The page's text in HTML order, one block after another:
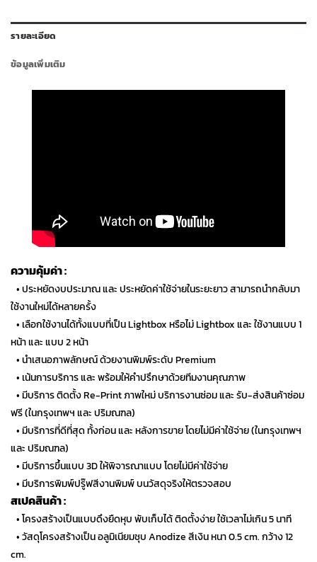
รายละเอียด
ข้อมูลเพิ่มเติม
ความคุ้มค่า :
• ประหยัดงบประมาณ และ ประหยัดค่าใช้จ่ายในระยะยาว สามารถนำกลับมา
ใช้งานใหม่ได้หลายครั้ง
• เลือกใช้งานได้ทั้งแบบที่เป็น Lightbox หรือไม่ Lightbox และ ใช้งานแบบ 1
หน้า และ แบบ 2 หน้า
• นำเสนอภาพลักษณ์ ด้วยงานพิมพ์ระดับ Premium
• เน้นการบริการ และ พร้อมให้คำปรึกษาด้วยทีมงานคุณภาพ
• มีบริการ ติดตั้ง Re-Print ภาพใหม่ บริการงานซ่อม และ รับ-ส่งสินค้าซ่อม
ฟรี (ในกรุงเทพฯ และ ปริมณฑล)
• มีบริการที่ดีที่สุด ทั้งก่อน และ หลังการขาย โดยไม่มีค่าใช้จ่าย (ในกรุงเทพฯ
และ ปริมณฑล)
• มีบริการขึ้นแบบ 3D ให้พิจารณาแบบ โดยไม่มีค่าใช้จ่าย
• มีบริการพิมพ์ปรู๊ฟสีงานพิมพ์ บนวัสดุจริงให้ตรวจสอบ
สเปคสินค้า :
• โครงสร้างเป็นแบบดึงยืดหุบ พับเก็บได้ ติดตั้งง่าย ใช้เวลาไม่เกิน 5 นาที
• วัสดุโครงสร้างเป็น อลูมิเนียมชุบ Anodize สีเงิน หนา 0.5 cm. กว้าง 12
cm.